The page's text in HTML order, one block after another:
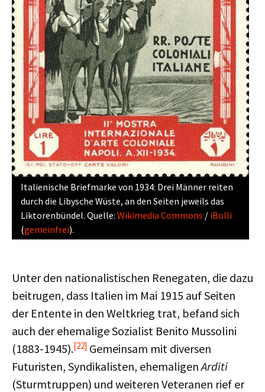
Italienische Briefmarke von 1934: Drei Männer reiten
durch die Libysche Wüste, an den Seiten jeweils das
Liktorenbündel. Quelle: Wikimedia Commons / iBolli
(gemeinfrei).
Unter den nationalistischen Renegaten, die dazu
beitrugen, dass Italien im Mai 1915 auf Seiten
der Entente in den Weltkrieg trat, befand sich
auch der ehemalige Sozialist Benito Mussolini
(1883-1945).[22] Gemeinsam mit diversen
Futuristen, Syndikalisten, ehemaligenArditi
(Sturmtruppen) und weiteren Veteranen rief er